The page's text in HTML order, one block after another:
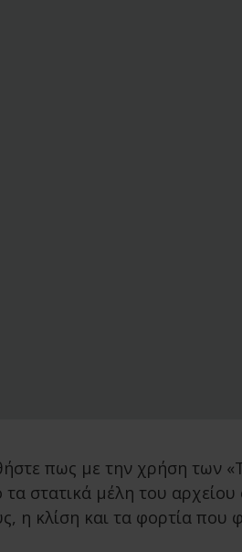
πως με την χρήση των
στατικά μέλη του
η κλίση και τα φορτία